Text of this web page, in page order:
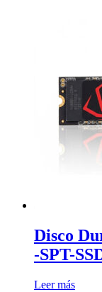
Disco
-SPT-
Leer más